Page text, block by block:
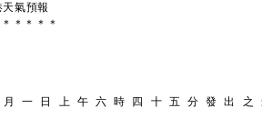
氣預報
＊ ＊ ＊ ＊ ＊
一 日 上 午 六 時 四 十 五 分 發 出 之